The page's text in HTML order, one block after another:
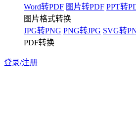
Word转PDF 图片转PDF PPT转
图片格式转换
JPG转PNG PNG转JPG SVG转
PDF转换
登录/注册